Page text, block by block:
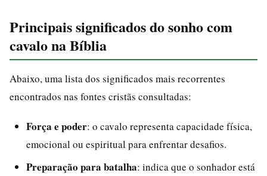
Principais significados do sonho com
cavalo na Bíblia
Abaixo, uma lista dos significados mais recorrentes
encontrados nas fontes cristãs consultadas:
Força e poder: o cavalo representa capacidade física,
emocional ou espiritual para enfrentar desafios.
Preparação para batalha: indica que o sonhador está